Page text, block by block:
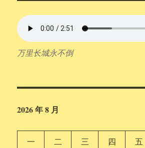
万里长城永不倒
2026 年 8 月
一 二 三 四 五